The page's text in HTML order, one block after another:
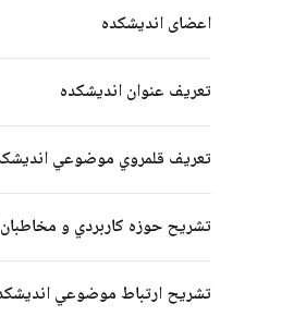
اعضای اندیشکده
ردیف
1
تعريف عنوان انديشكده
تعريف قلمروي موضوعي
تشريح حوزه كاربردي و
تشريح ارتباط موضوعي